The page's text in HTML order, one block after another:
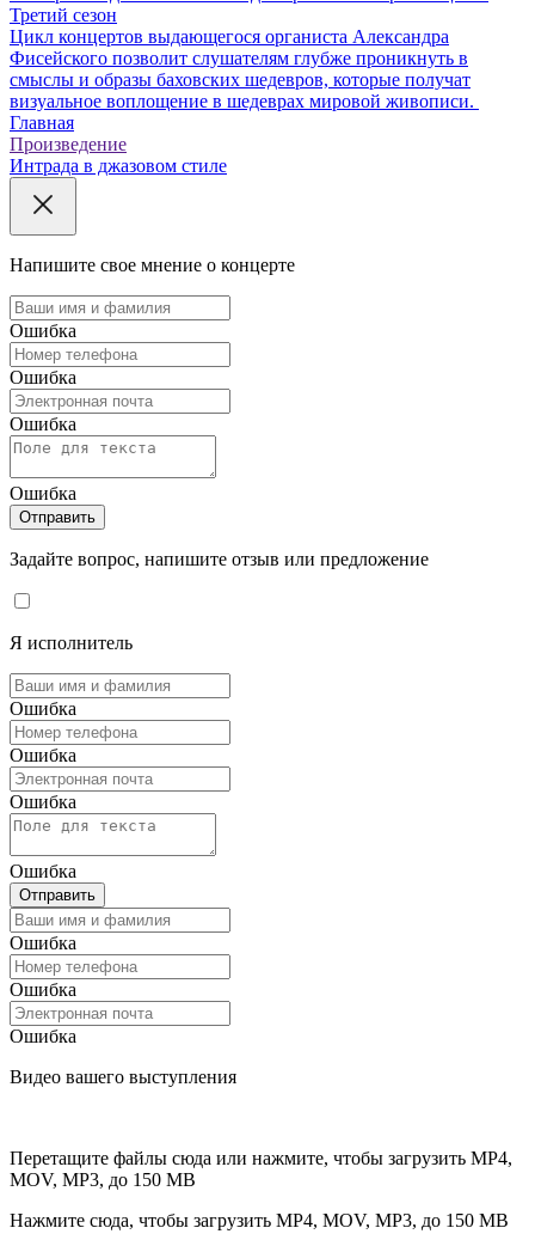
Третий сезон
Цикл концертов выдающегося органиста Александра
Фисейского позволит слушателям глубже проникнуть в
смыслы и образы баховских шедевров, которые получат
визуальное воплощение в шедеврах мировой живописи.
Главная
Произведение
Интрада в джазовом стиле
Напишите свое мнение о концерте
Ошибка
Ошибка
Ошибка
Ошибка
Отправить
Задайте вопрос, напишите отзыв или предложение
Я исполнитель
Ошибка
Ошибка
Ошибка
Ошибка
Отправить
Ошибка
Ошибка
Ошибка
Видео вашего выступления
Перетащите файлы сюда или нажмите, чтобы загрузить MP4,
MOV, MP3, до 150 MB
Нажмите сюда, чтобы загрузить MP4, MOV, MP3, до 150 MB